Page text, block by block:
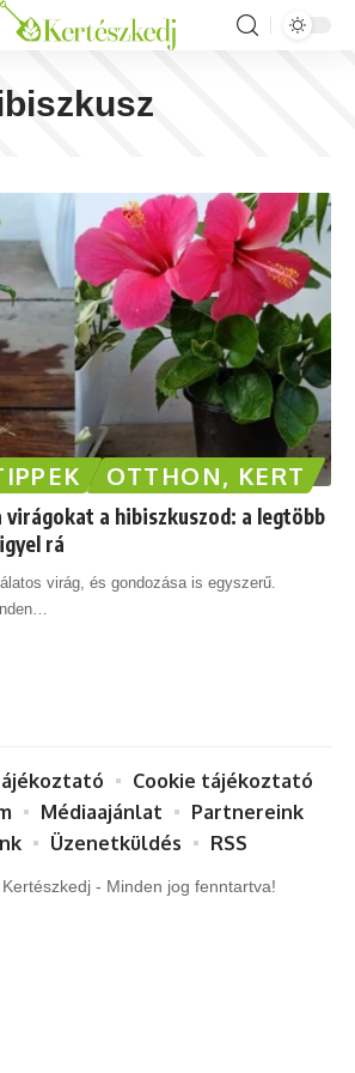
OTTHON, KERT
a hibiszkuszod: a legtöbb
rá
virág, és gondozása is egyszerű.
- Minden jog fenntartva!
Cookie tájékoztató
Médiaajánlat
Partnereink
Üzenetküldés RSS